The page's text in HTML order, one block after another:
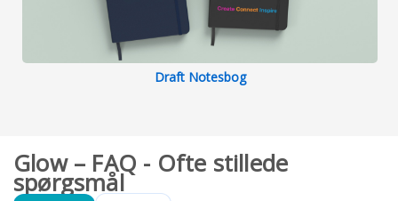
Draft Notesbog
Glow – FAQ - Ofte stillede
spørgsmål